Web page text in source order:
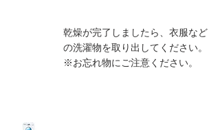
乾燥が完了しましたら、衣服など
の洗濯物を取り出してください。
※お忘れ物にご注意ください。